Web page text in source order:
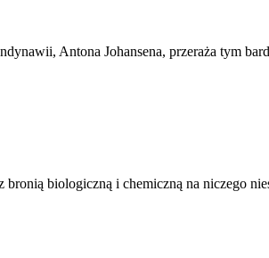
Antona Johansena, przeraża tym
biologiczną i chemiczną na niczego